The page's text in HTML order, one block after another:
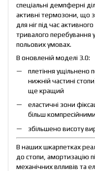
спеціальні демпферні
активні термозони, що
для ніг під час
тривалого перебування
польових умовах.
В оновленій моделі 3.0:
плетіння ущільнено
нижній частині
ще кращий
еластичні зони
більш
збільшено висоту
В наших шкарпетках
до стопи, амортизацію
механічних впливів та